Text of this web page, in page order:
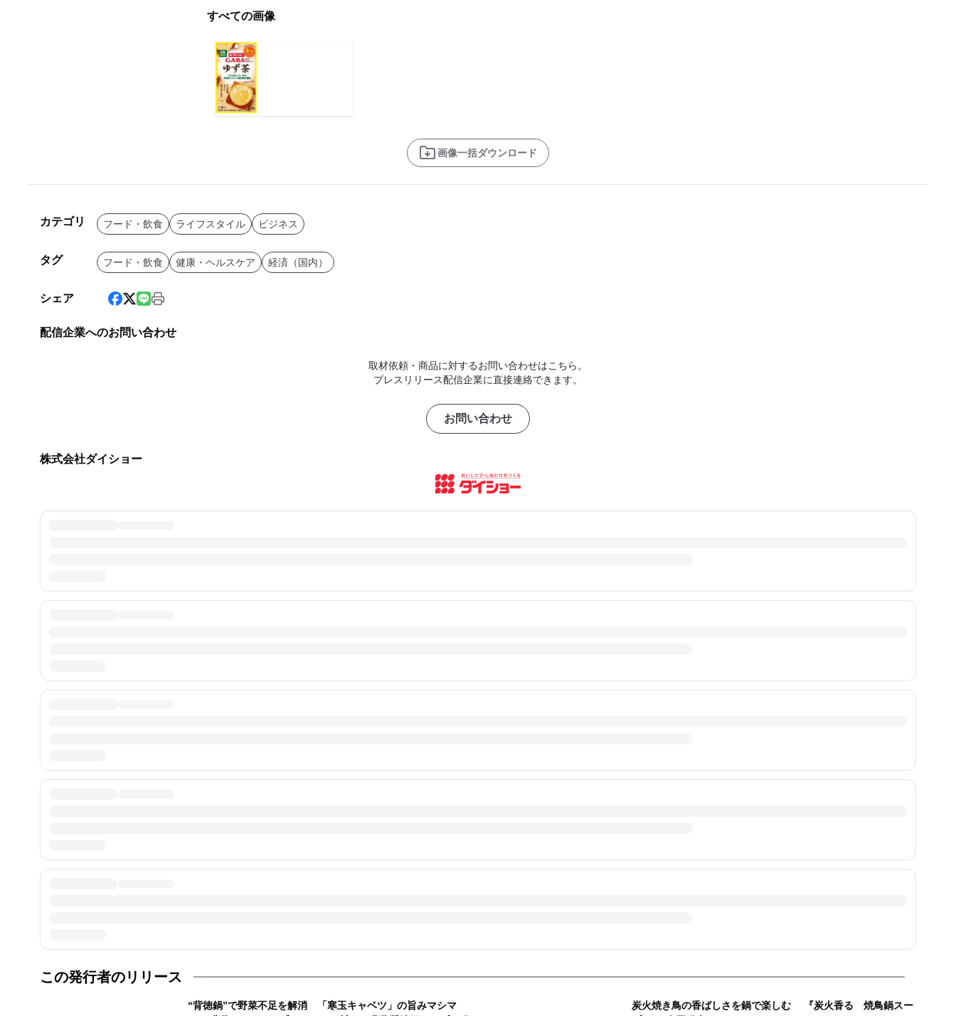
すべての画像
画像一括ダウンロード
カテゴリ フード・飲食 ライフスタイル ビジネス
タグ フード・飲食 健康・ヘルスケア 経済（国内）
シェア
配信企業へのお問い合わせ
取材依頼・商品に対するお問い合わせはこちら。
プレスリリース配信企業に直接連絡できます。
お問い合わせ
株式会社ダイショー
この発行者のリリース
“背徳鍋”で野菜不足を解消 「寒玉キャベツ」の旨みマシマ
炭火焼き鳥の香ばしさを鍋で楽しむ 『炭火香る 焼鳥鍋スー